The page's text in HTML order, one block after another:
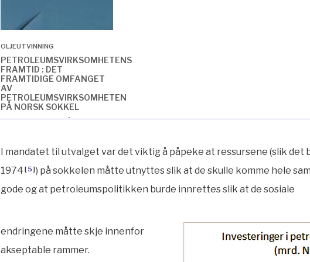
OLJEUTVINNING
PETROLEUMSVIRKSOMHETENS
FRAMTID : DET
FRAMTIDIGE OMFANGET
AV
PETROLEUMSVIRKSOMHETEN
PÅ NORSK SOKKEL
KUN TILGJENGELIG PÅ NORSK
I mandatet til utvalget var det viktig å påpeke at ressursene (slik det
1974 [5]) på sokkelen måtte utnyttes slik at de skulle komme hele
gode og at petroleumspolitikken burde innrettes slik at de sosiale
endringene måtte skje innenfor
akseptable rammer.